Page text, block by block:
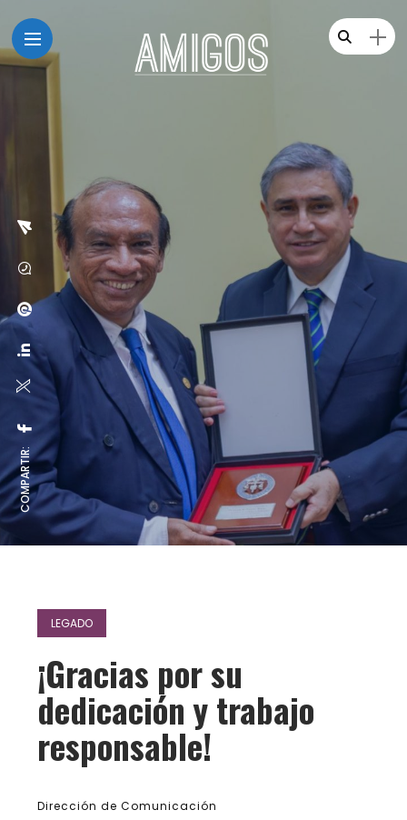
COMPARTIR:
LEGADO
¡Gracias por su
dedicación y trabajo
responsable!
Dirección de Comunicación